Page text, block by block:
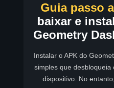
Guia passo
baixar e
Geometry
Instalar o APK do
simples que desbloqueia
dispositivo. No